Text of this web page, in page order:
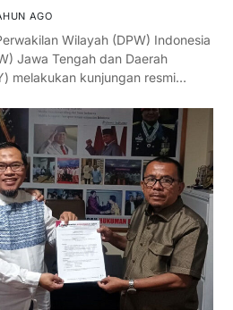
AGO
Wilayah (DPW) Indonesia
Jawa Tengah dan Daerah
melakukan kunjungan resmi…